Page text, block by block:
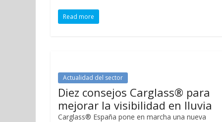
Read more
Actualidad del sector
Diez consejos Carglass® para
mejorar la visibilidad en lluvia
Carglass® España pone en marcha una nueva